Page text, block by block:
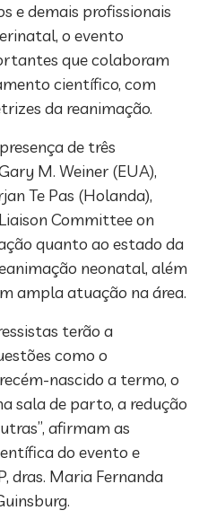
e demais profissionais
o evento
que colaboram
científico, com
da reanimação.
de três
M. Weiner (EUA),
Te Pas (Holanda),
Committee on
quanto ao estado da
neonatal, além
ampla atuação na área.
terão a
como o
nascido a termo, o
sala de parto, a redução
afirmam as
do evento e
dras. Maria Fernanda